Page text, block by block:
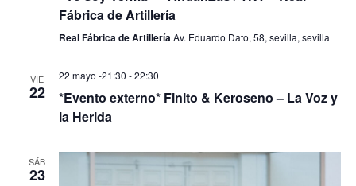
Fábrica de Artillería
Real Fábrica de ArtilleríaAv. Eduardo Dato, 58, sevilla, sevilla
VIE
22
22 mayo -21:30 -22:30
*Evento externo* Finito & Keroseno – La Voz y
la Herida
SÁB
23